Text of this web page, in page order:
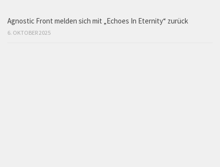
Agnostic Front melden sich mit „Echoes In Eternity“ zurück
6. OKTOBER 2025